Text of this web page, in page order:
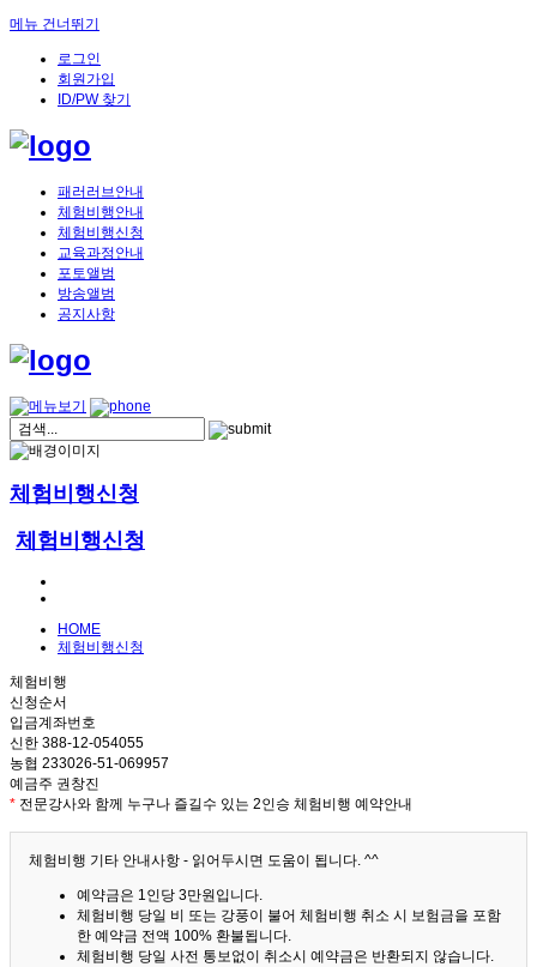
메뉴 건너뛰기
로그인
회원가입
ID/PW 찾기
패러러브안내
체험비행안내
체험비행신청
교육과정안내
포토앨범
방송앨범
공지사항
체험비행신청
체험비행신청
HOME
체험비행신청
체험비행
신청순서
입금계좌번호
신한 388-12-054055
농협 233026-51-069957
예금주 권창진
* 전문강사와 함께 누구나 즐길수 있는 2인승 체험비행 예약안내
체험비행 기타 안내사항 - 읽어두시면 도움이 됩니다. ^^
예약금은 1인당 3만원입니다.
체험비행 당일 비 또는 강풍이 불어 체험비행 취소 시 보험금을 포함
한 예약금 전액 100% 환불됩니다.
체험비행 당일 사전 통보없이 취소시 예약금은 반환되지 않습니다.